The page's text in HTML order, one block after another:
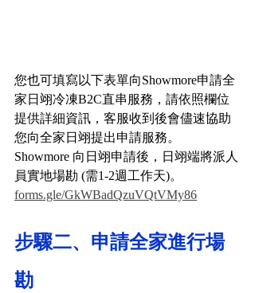
您也可填寫以下表單向Showmore申請全
家日翊冷凍B2C直串服務，請依照欄位
提供詳細資訊，客服收到後會儘速協助
您向全家日翊提出申請服務。
Showmore 向日翊申請後，日翊端將派人
員實地場勘 (需1-2週工作天)。
forms.gle/GkWBadQzuVQtVMy86
步驟二、申請全家進行場
勘